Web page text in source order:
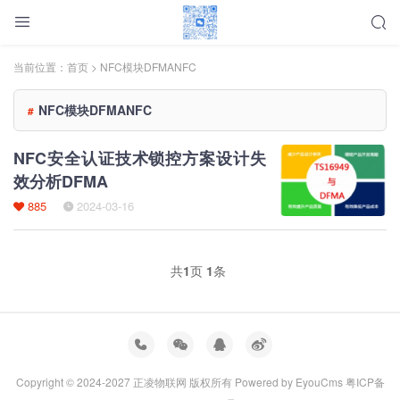
当前位置： 首页 > NFC模块DFMANFC
# NFC模块DFMANFC
NFC安全认证技术锁控方案设计失
效分析DFMA
885 2024-03-16
共1页 1条
Copyright © 2024-2027 正凌物联网 版权所有Powered by EyouCms粤ICP备